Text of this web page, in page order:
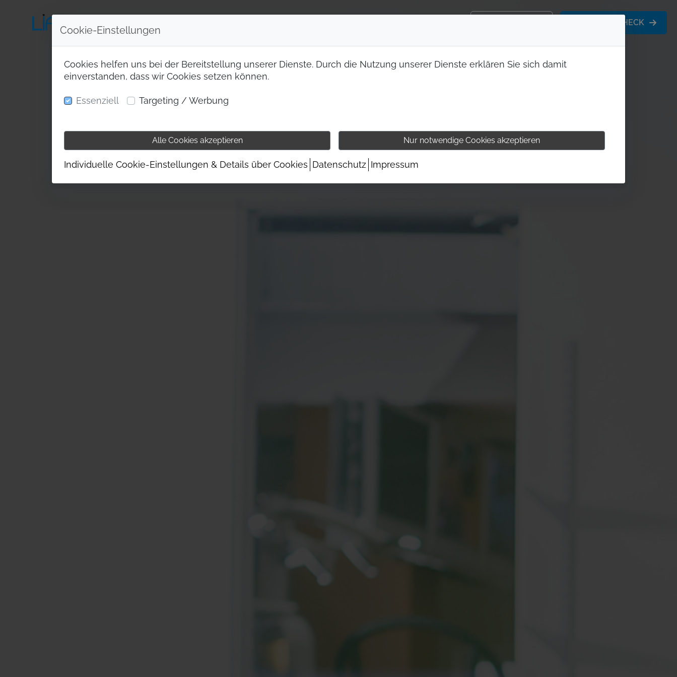
MITGLIEDS-CHECK
Cookie-Einstellungen
Cookies helfen uns bei der Bereitstellung unserer Dienste. Durch die Nutzung unserer Dienste erklären Sie sich damit
einverstanden, dass wir Cookies setzen können.
Essenziell Targeting / Werbung
Alle Cookies akzeptieren Nur notwendige Cookies akzeptieren
Individuelle Cookie-Einstellungen & Details über Cookies Datenschutz Impressum